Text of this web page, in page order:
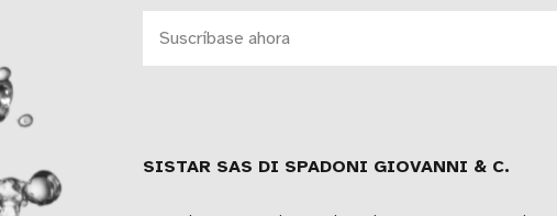
SISTAR SAS DI SPADONI GIOVANNI & C.